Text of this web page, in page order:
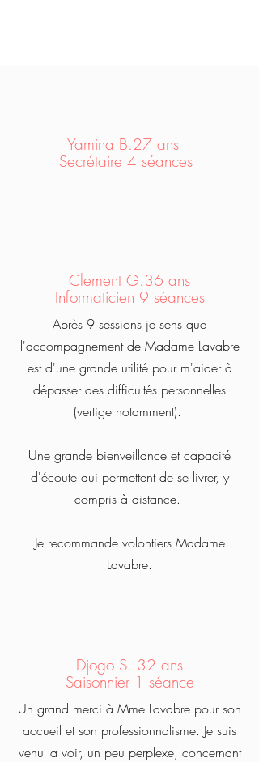
Yamina B.27 ans
Secrétaire 4 séances
Clement G.36 ans
Informaticien 9 séances
Après 9 sessions je sens que
l'accompagnement de Madame Lavabre
est d'une grande utilité pour m'aider à
dépasser des difficultés personnelles
(vertige notamment).
Une grande bienveillance et capacité
d'écoute qui permettent de se livrer, y
compris à distance.
Je recommande volontiers Madame
Lavabre.
Djogo S. 32 ans
Saisonnier 1 séance
Un grand merci à Mme Lavabre pour son
accueil et son professionnalisme. Je suis
venu la voir, un peu perplexe, concernant